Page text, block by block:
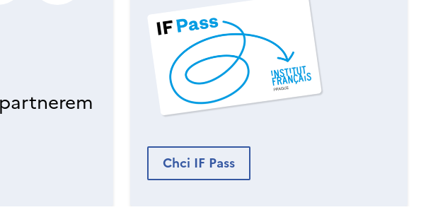
Chci IF Pass